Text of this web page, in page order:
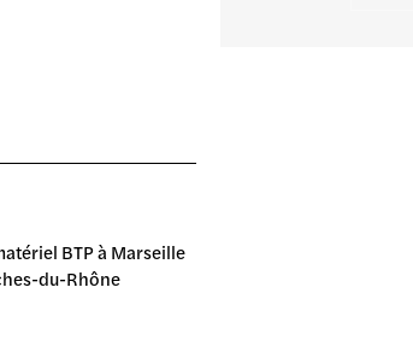
BTP à Marseille
du-Rhône